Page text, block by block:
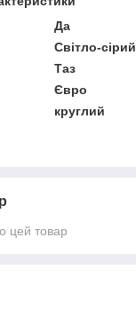
Да
Світло-сірий
Таз
Євро
круглий
цей товар